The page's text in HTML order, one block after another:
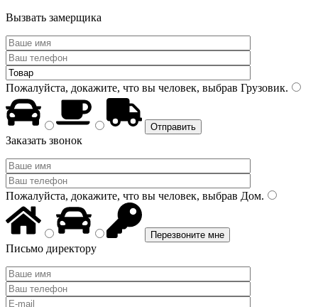
Вызвать замерщика
Пожалуйста, докажите, что вы человек, выбрав Грузовик.
Заказать звонок
Пожалуйста, докажите, что вы человек, выбрав Дом.
Письмо директору